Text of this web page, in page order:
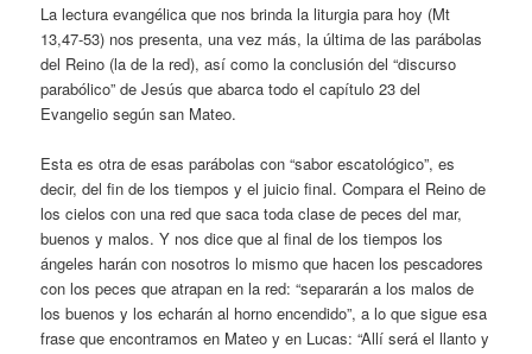
La lectura evangélica que nos brinda la liturgia para hoy (Mt
13,47-53) nos presenta, una vez más, la última de las parábolas
del Reino (la de la red), así como la conclusión del “discurso
parabólico” de Jesús que abarca todo el capítulo 23 del
Evangelio según san Mateo.
Esta es otra de esas parábolas con “sabor escatológico”, es
decir, del fin de los tiempos y el juicio final. Compara el Reino de
los cielos con una red que saca toda clase de peces del mar,
buenos y malos. Y nos dice que al final de los tiempos los
ángeles harán con nosotros lo mismo que hacen los pescadores
con los peces que atrapan en la red: “separarán a los malos de
los buenos y los echarán al horno encendido”, a lo que sigue esa
frase que encontramos en Mateo y en Lucas: “Allí será el llanto y